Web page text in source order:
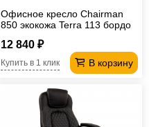
Офисное кресло Chairman
850 экокожа Terra 113 бордо
12 840 ₽
В корзину
Купить в 1 клик